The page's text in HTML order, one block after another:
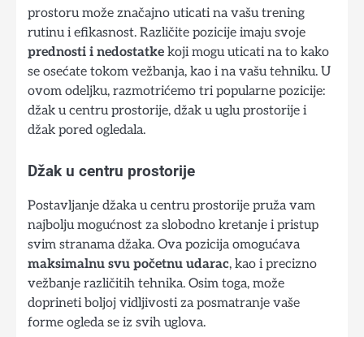
prostoru može značajno uticati na vašu trening
rutinu i efikasnost. Različite pozicije imaju svoje
prednosti i nedostatke koji mogu uticati na to kako
se osećate tokom vežbanja, kao i na vašu tehniku. U
ovom odeljku, razmotrićemo tri popularne pozicije:
džak u centru prostorije, džak u uglu prostorije i
džak pored ogledala.
Džak u centru prostorije
Postavljanje džaka u centru prostorije pruža vam
najbolju mogućnost za slobodno kretanje i pristup
svim stranama džaka. Ova pozicija omogućava
maksimalnu svu početnu udarac, kao i precizno
vežbanje različitih tehnika. Osim toga, može
doprineti boljoj vidljivosti za posmatranje vaše
forme ogleda se iz svih uglova.